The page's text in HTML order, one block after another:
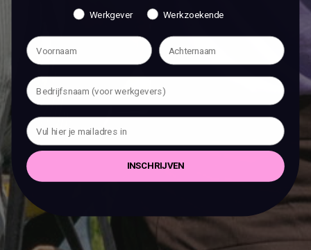
Werkgever Werkzoekende
INSCHRIJVEN